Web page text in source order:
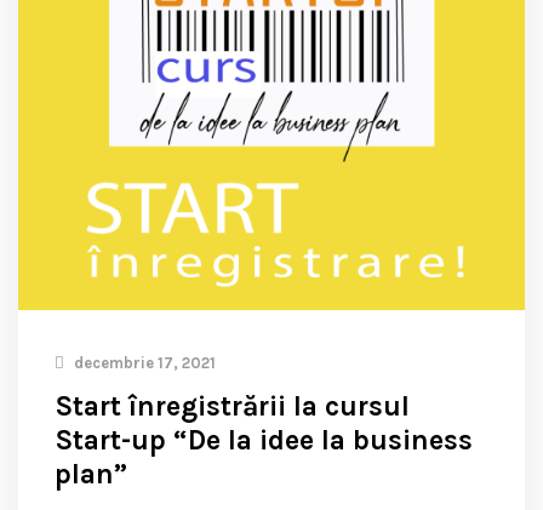
decembrie 17, 2021
Start înregistrării la cursul
Start-up “De la idee la business
plan”